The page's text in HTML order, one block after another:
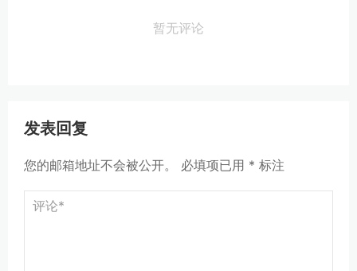
暂无评论
发表回复
您的邮箱地址不会被公开。 必填项已用 * 标注